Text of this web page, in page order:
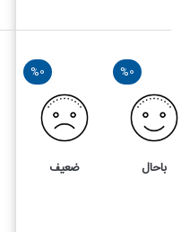
%0
باحال
%0
ضعیف